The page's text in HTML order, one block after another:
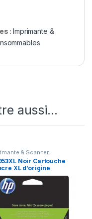
:Imprimante &
aussi…
& Scanner,
d'encre
Noir Cartouche
XL d’origine